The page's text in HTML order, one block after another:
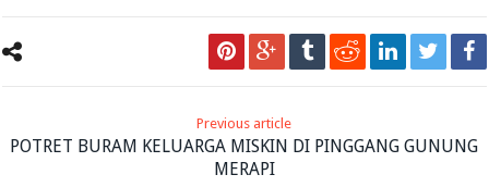
Previous article
POTRET BURAM KELUARGA MISKIN DI PINGGANG GUNUNG
MERAPI